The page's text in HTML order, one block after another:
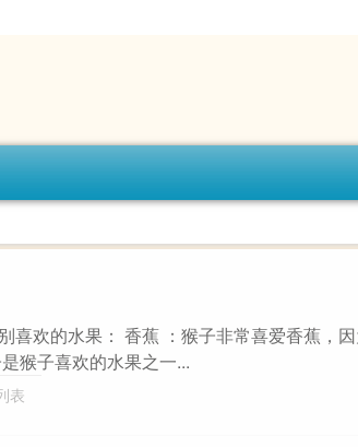
喜欢的水果： 香蕉 ：猴子非常喜爱香蕉，
猴子喜欢的水果之一...
表